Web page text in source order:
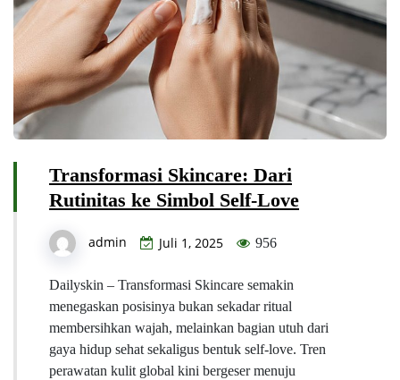
Transformasi Skincare: Dari
Rutinitas ke Simbol Self-Love
admin Juli 1, 2025 956
Dailyskin – Transformasi Skincare semakin
menegaskan posisinya bukan sekadar ritual
membersihkan wajah, melainkan bagian utuh dari
gaya hidup sehat sekaligus bentuk self-love. Tren
perawatan kulit global kini bergeser menuju